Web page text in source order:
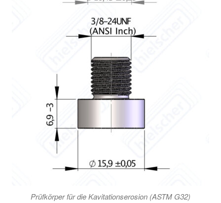
Prüfkörper für die Kavitationserosion (ASTM G32)